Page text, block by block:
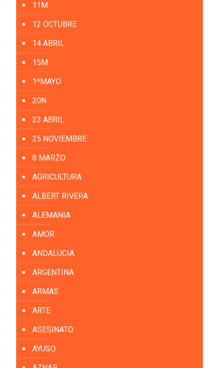
11M
12 OCTUBRE
14 ABRIL
15M
1ºMAYO
20N
23 ABRIL
25 NOVIEMBRE
8 MARZO
AGRICULTURA
ALBERT RIVERA
ALEMANIA
AMOR
ANDALUCIA
ARGENTINA
ARMAS
ARTE
ASESINATO
AYUSO